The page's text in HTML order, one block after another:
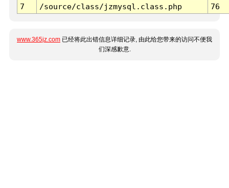
7 /source/class/jzmysql.class.php 76
www.365jz.com 已经将此出错信息详细记录, 由此给您带来的访问不便我
们深感歉意.